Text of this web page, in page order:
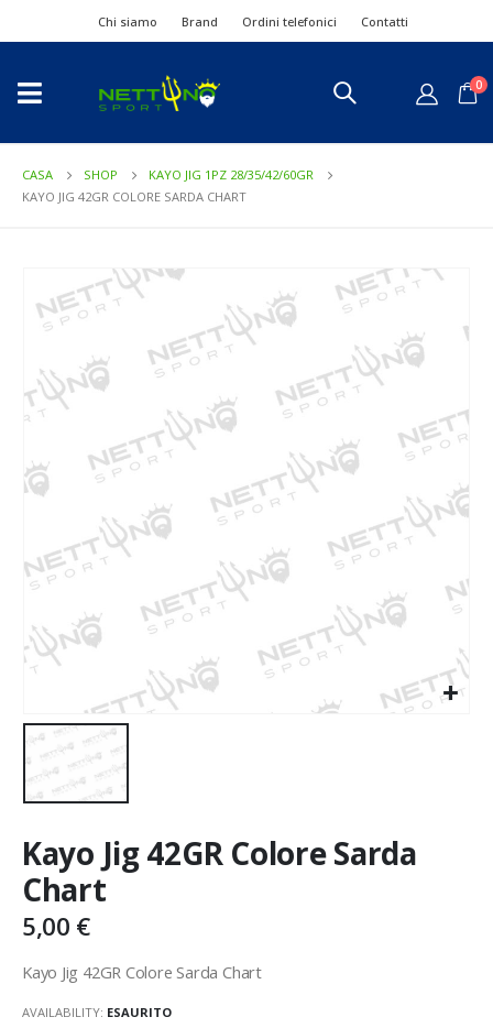
Chi siamo Brand Ordini telefonici Contatti
0
CASA SHOP
KAYO JIG 1PZ 28/35/42/60GR
KAYO JIG 42GR COLORE SARDA CHART
Kayo Jig 42GR Colore Sarda
Chart
5,00 €
Kayo Jig 42GR Colore Sarda Chart
AVAILABILITY: ESAURITO